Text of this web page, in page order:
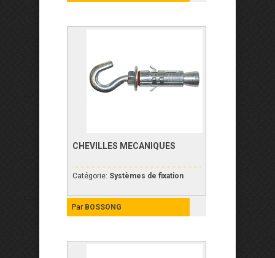
CHEVILLES MECANIQUES
Catégorie: Systèmes de fixation
Par BOSSONG